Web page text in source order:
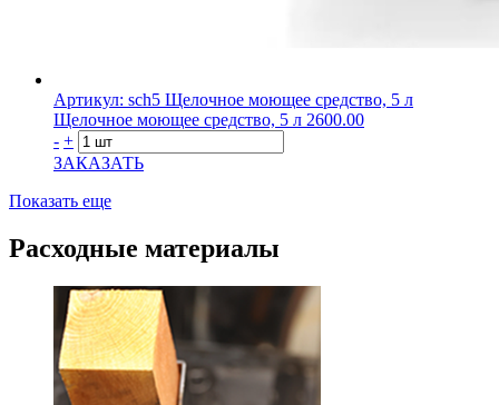
Артикул: sch5 Щелочное моющее средство, 5 л
Щелочное моющее средство, 5 л 2600.00
- +
ЗАКАЗАТЬ
Показать еще
Расходные материалы